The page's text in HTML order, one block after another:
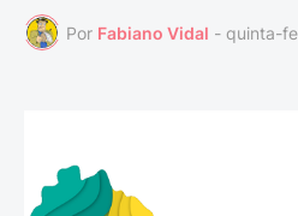
Por Fabiano Vidal - quinta-